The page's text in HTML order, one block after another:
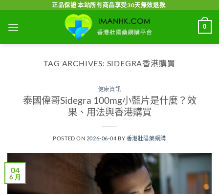
content
正品保證 本站所有商品享受30天無效退款.
0
TAG ARCHIVES: SIDEGRA香港購買
健康資訊
泰國偉哥Sidegra 100mg小藍片是什麼？效
果、用法與香港購買
POSTED ON 2026-06-04 BY 香港壯陽藥網購
04
6 月